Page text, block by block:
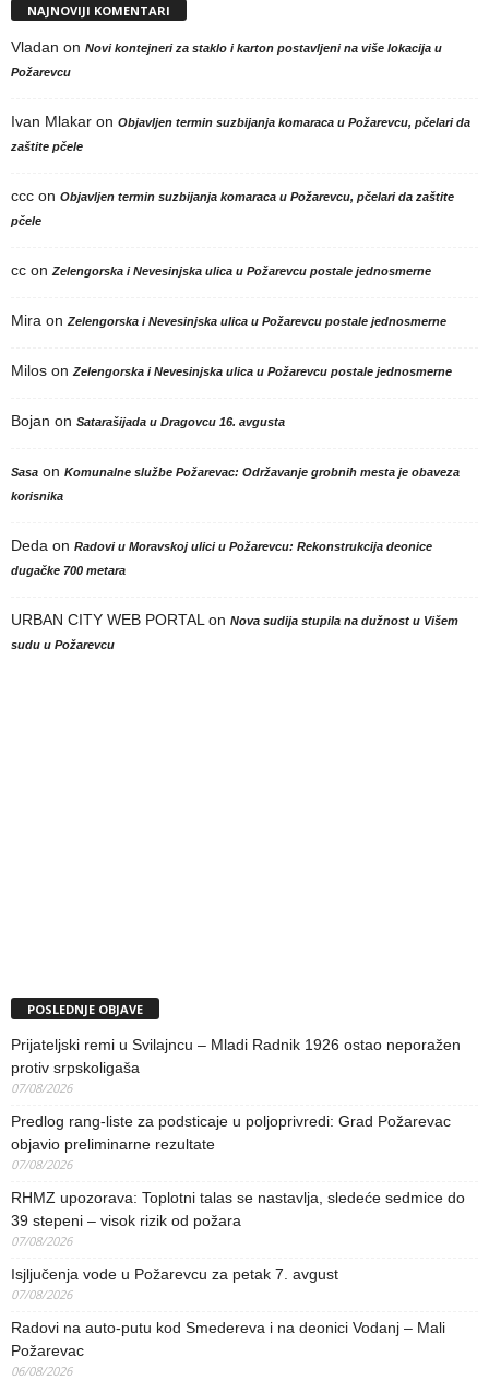
NAJNOVIJI KOMENTARI
Vladan on Novi kontejneri za staklo i karton postavljeni na više lokacija u
Požarevcu
Ivan Mlakar on Objavljen termin suzbijanja komaraca u Požarevcu, pčelari da
zaštite pčele
ccc on Objavljen termin suzbijanja komaraca u Požarevcu, pčelari da zaštite
pčele
cc onZelengorska i Nevesinjska ulica u Požarevcu postale jednosmerne
Mira onZelengorska i Nevesinjska ulica u Požarevcu postale jednosmerne
Milos onZelengorska i Nevesinjska ulica u Požarevcu postale jednosmerne
Bojan on Satarašijada u Dragovcu 16. avgusta
Sasa on Komunalne službe Požarevac: Održavanje grobnih mesta je obaveza
korisnika
Deda on Radovi u Moravskoj ulici u Požarevcu: Rekonstrukcija deonice
dugačke 700 metara
URBAN CITY WEB PORTALon Nova sudija stupila na dužnost u Višem
sudu u Požarevcu
POSLEDNJE OBJAVE
Prijateljski remi u Svilajncu – Mladi Radnik 1926 ostao neporažen
protiv srpskoligaša
07/08/2026
Predlog rang-liste za podsticaje u poljoprivredi: Grad Požarevac
objavio preliminarne rezultate
07/08/2026
RHMZ upozorava: Toplotni talas se nastavlja, sledeće sedmice do
39 stepeni – visok rizik od požara
07/08/2026
Isjljučenja vode u Požarevcu za petak 7. avgust
07/08/2026
Radovi na auto-putu kod Smedereva i na deonici Vodanj – Mali
Požarevac
06/08/2026